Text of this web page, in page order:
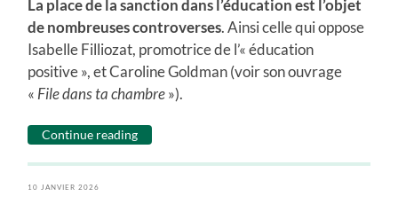
La place de la sanction dans l’éducation est l’objet
de nombreuses controverses. Ainsi celle qui oppose
Isabelle Filliozat, promotrice de l’« éducation
positive », et Caroline Goldman (voir son ouvrage
« File dans ta chambre»).
Continue reading
10 JANVIER 2026